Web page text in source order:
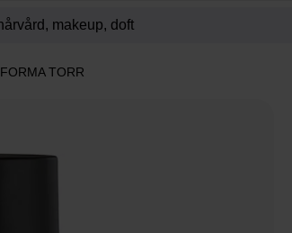
FORMA TORR